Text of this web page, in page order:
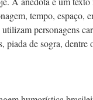
tempo, espaço,
personagens
piada de sogra, dentre